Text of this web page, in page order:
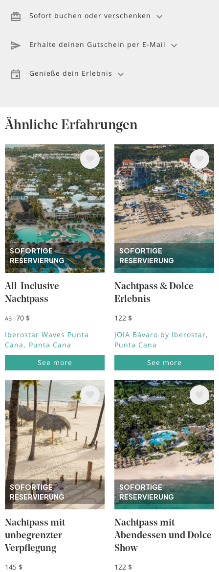
Sofort buchen oder verschenken
Erhalte deinen Gutschein per E-Mail
Genieße dein Erlebnis
Ähnliche Erfahrungen
SOFORTIGE
RESERVIERUNG
Bild
All-Inclusive-
Nachtpass
AB
70 $
Iberostar Waves Punta
Cana
Punta Cana
See more
SOFORTIGE
RESERVIERUNG
Bild
Nachtpass & Dolce
Erlebnis
122 $
JOIA Bávaro by Iberostar
Punta Cana
See more
SOFORTIGE
RESERVIERUNG
Bild
Nachtpass mit
unbegrenzter
Verpflegung
145 $
SOFORTIGE
RESERVIERUNG
Bild
Nachtpass mit
Abendessen und Dolce
Show
122 $